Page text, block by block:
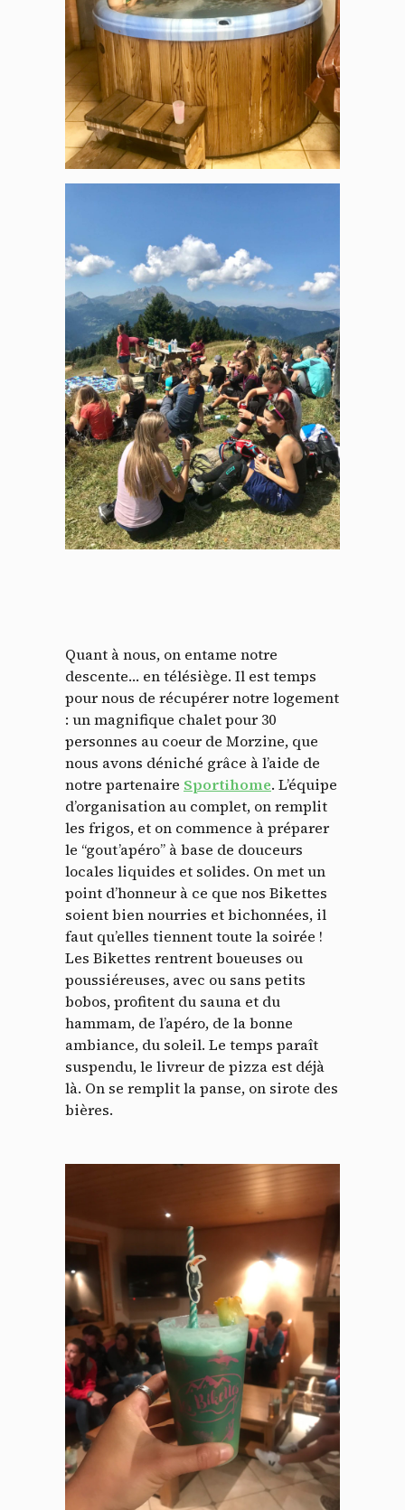
Quant à nous, on entame notre
descente… en télésiège. Il est temps
pour nous de récupérer notre logement
: un magnifique chalet pour 30
personnes au coeur de Morzine, que
nous avons déniché grâce à l’aide de
notre partenaire Sportihome. L’équipe
d’organisation au complet, on remplit
les frigos, et on commence à préparer
le “gout’apéro” à base de douceurs
locales liquides et solides. On met un
point d’honneur à ce que nos Bikettes
soient bien nourries et bichonnées, il
faut qu’elles tiennent toute la soirée !
Les Bikettes rentrent boueuses ou
poussiéreuses, avec ou sans petits
bobos, profitent du sauna et du
hammam, de l’apéro, de la bonne
ambiance, du soleil. Le temps paraît
suspendu, le livreur de pizza est déjà
là. On se remplit la panse, on sirote des
bières.